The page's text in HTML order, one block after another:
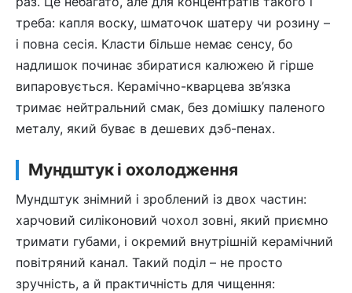
треба: капля воску, шматочок шатеру чи розину –
і повна сесія. Класти більше немає сенсу, бо
надлишок починає збиратися калюжею й гірше
випаровується. Керамічно-кварцева зв’язка
тримає нейтральний смак, без домішку паленого
металу, який буває в дешевих дэб-пенах.
Мундштук і охолодження
Мундштук знімний і зроблений із двох частин:
харчовий силіконовий чохол зовні, який приємно
тримати губами, і окремий внутрішній керамічний
повітряний канал. Такий поділ – не просто
зручність, а й практичність для чищення: